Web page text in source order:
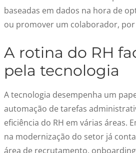
baseadas em dados na hora de
ou promover um colaborador, por
A rotina do RH
pela tecnologia
A tecnologia desempenha um
automação de tarefas
eficiência do RH em várias áreas.
na modernização do setor já
área de recrutamento,